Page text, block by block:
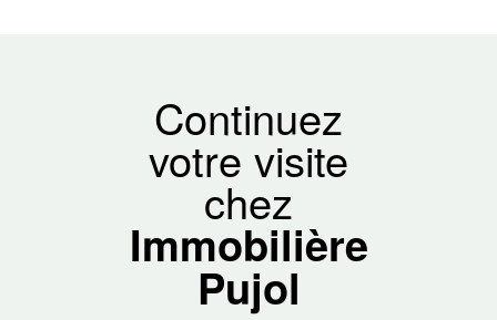
Continuez
votre visite
chez
Immobilière
Pujol